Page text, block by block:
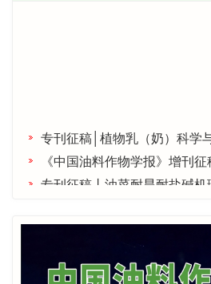
专刊征稿│植物乳（奶）科学
《中国油料作物学报》增刊征
专刊征稿丨油菜耐旱耐盐碱机
专辑征稿丨贵州油料产业高质
专辑征稿│油菜菌核病防控技
会议通知|第四届全国油菜生